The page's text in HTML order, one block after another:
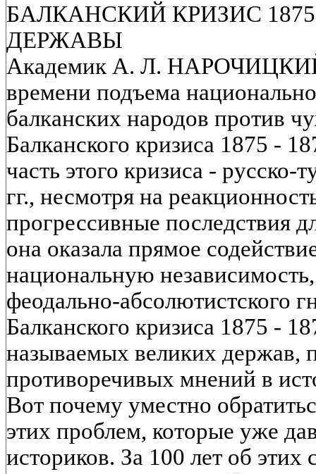
БАЛКАНСКИЙ КРИЗИС
ДЕРЖАВЫ
Академик А. Л. НАРОЧИЦКИЙ
времени подъема
балканских народов против
Балканского кризиса 1875 -
часть этого кризиса - русско-
гг., несмотря на
прогрессивные последствия
она оказала прямое
национальную
феодально-абсолютистского
Балканского кризиса 1875 -
называемых великих держав,
противоречивых мнений в
Вот почему уместно
этих проблем, которые уже
историков. За 100 лет об этих